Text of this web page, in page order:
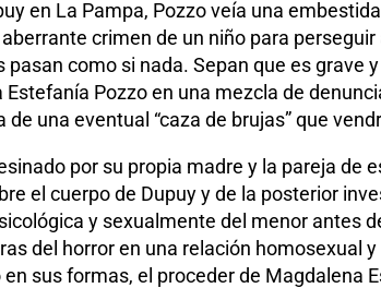
en La Pampa, Pozzo veía una
crimen de un niño para
como si nada. Sepan que es grave
Pozzo en una mezcla de
una eventual “caza de brujas” que
por su propia madre y la pareja de
el cuerpo de Dupuy y de la posterior
y sexualmente del menor antes
del horror en una relación homosexual
sus formas, el proceder de Magdalena